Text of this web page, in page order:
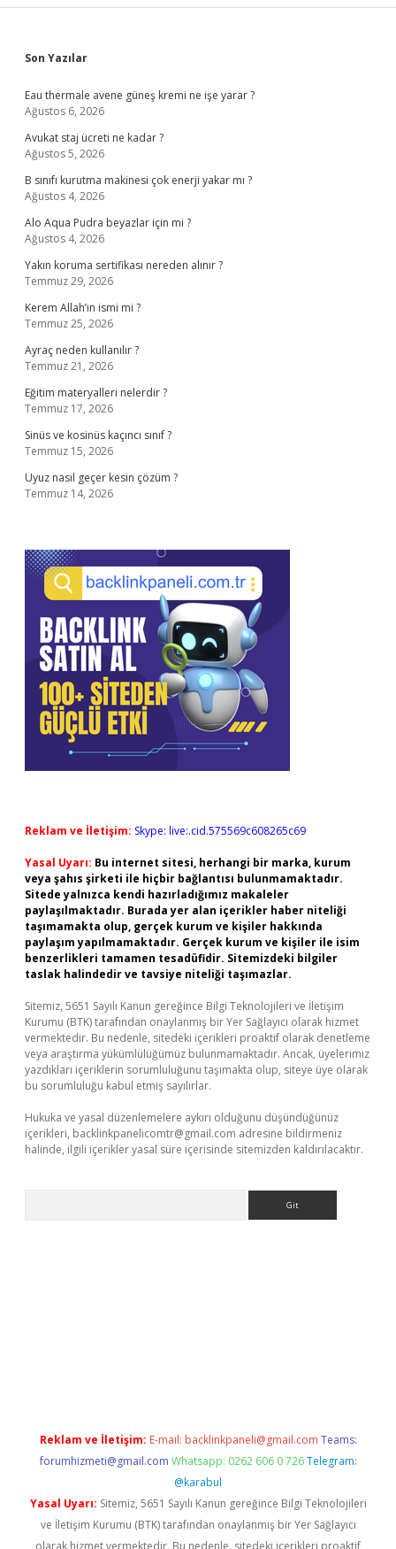
Sidebar
Son Yazılar
Eau thermale avene güneş kremi ne işe yarar ?
Ağustos 6, 2026
Avukat staj ücreti ne kadar ?
Ağustos 5, 2026
B sınıfı kurutma makinesi çok enerji yakar mı ?
Ağustos 4, 2026
Alo Aqua Pudra beyazlar için mi ?
Ağustos 4, 2026
Yakın koruma sertifikası nereden alınır ?
Temmuz 29, 2026
Kerem Allah’ın ismi mi ?
Temmuz 25, 2026
Ayraç neden kullanılır ?
Temmuz 21, 2026
Eğitim materyalleri nelerdir ?
Temmuz 17, 2026
Sinüs ve kosinüs kaçıncı sınıf ?
Temmuz 15, 2026
Uyuz nasıl geçer kesin çözüm ?
Temmuz 14, 2026
Reklam ve İletişim: Skype: live:.cid.575569c608265c69
Yasal Uyarı: Bu internet sitesi, herhangi bir marka, kurum
veya şahıs şirketi ile hiçbir bağlantısı bulunmamaktadır.
Sitede yalnızca kendi hazırladığımız makaleler
paylaşılmaktadır. Burada yer alan içerikler haber niteliği
taşımamakta olup, gerçek kurum ve kişiler hakkında
paylaşım yapılmamaktadır. Gerçek kurum ve kişiler ile isim
benzerlikleri tamamen tesadüfidir. Sitemizdeki bilgiler
taslak halindedir ve tavsiye niteliği taşımazlar.
Sitemiz, 5651 Sayılı Kanun gereğince Bilgi Teknolojileri ve İletişim
Kurumu (BTK) tarafından onaylanmış bir Yer Sağlayıcı olarak hizmet
vermektedir. Bu nedenle, sitedeki içerikleri proaktif olarak denetleme
veya araştırma yükümlülüğümüz bulunmamaktadır. Ancak, üyelerimiz
yazdıkları içeriklerin sorumluluğunu taşımakta olup, siteye üye olarak
bu sorumluluğu kabul etmiş sayılırlar.
Hukuka ve yasal düzenlemelere aykırı olduğunu düşündüğünüz
içerikleri, backlinkpanelicomtr@gmail.com adresine bildirmeniz
halinde, ilgili içerikler yasal süre içerisinde sitemizden kaldırılacaktır.
Reklam ve İletişim: E-mail: backlinkpaneli@gmail.com Teams:
forumhizmeti@gmail.com Whatsapp: 0262 606 0 726 Telegram:
@karabul
Yasal Uyarı: Sitemiz, 5651 Sayılı Kanun gereğince Bilgi Teknolojileri
ve İletişim Kurumu (BTK) tarafından onaylanmış bir Yer Sağlayıcı
olarak hizmet vermektedir. Bu nedenle, sitedeki içerikleri proaktif